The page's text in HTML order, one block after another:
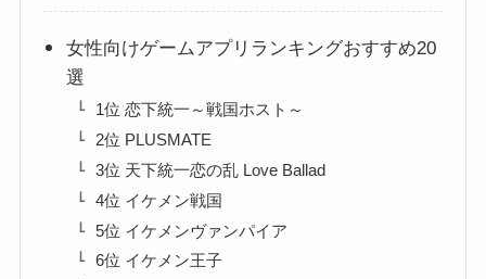
女性向けゲームアプリランキングおすすめ20
選
1位 恋下統一～戦国ホスト～
2位 PLUSMATE
3位 天下統一恋の乱 Love Ballad
4位 イケメン戦国
5位 イケメンヴァンパイア
6位 イケメン王子